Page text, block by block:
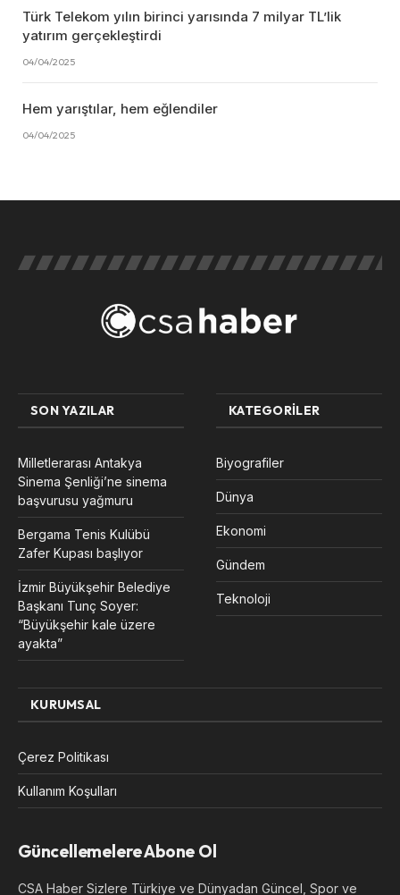
Türk Telekom yılın birinci yarısında 7 milyar TL’lik
yatırım gerçekleştirdi
04/04/2025
Hem yarıştılar, hem eğlendiler
04/04/2025
SON YAZILAR
Milletlerarası Antakya
Sinema Şenliği’ne sinema
başvurusu yağmuru
Bergama Tenis Kulübü
Zafer Kupası başlıyor
İzmir Büyükşehir Belediye
Başkanı Tunç Soyer:
“Büyükşehir kale üzere
ayakta”
KATEGORILER
Biyografiler
Dünya
Ekonomi
Gündem
Teknoloji
KURUMSAL
Çerez Politikası
Kullanım Koşulları
Güncellemelere Abone Ol
CSA Haber Sizlere Türkiye ve Dünyadan Güncel, Spor ve